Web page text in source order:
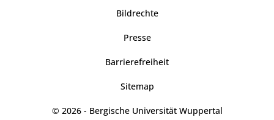
Bildrechte
Presse
Barrierefreiheit
Sitemap
© 2026 - Bergische Universität Wuppertal